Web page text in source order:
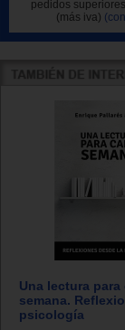
pedidos
(más iva)
Una lectura para
semana.
psicología